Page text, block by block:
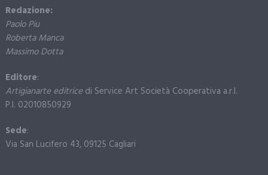
Redazione:
Paolo Piu
Roberta Manca
Massimo Dotta
Editore:
Artigianarte editricedi Service Art Società Cooperativa a.r.l.
P.I. 02010850929
Sede:
Via San Lucifero 43, 09125 Cagliari